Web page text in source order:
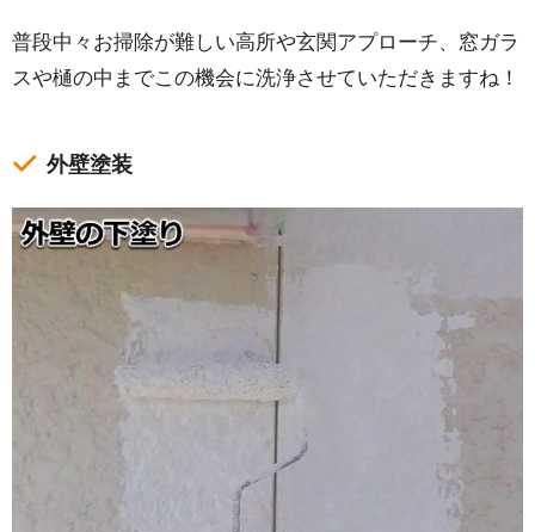
普段中々お掃除が難しい高所や玄関アプローチ、窓ガラ
スや樋の中までこの機会に洗浄させていただきますね！
外壁塗装